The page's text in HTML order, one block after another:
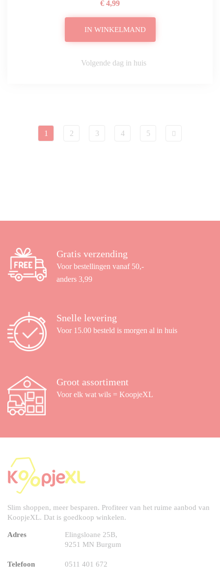
€ 4,99
IN WINKELMAND
Volgende dag in huis
1 2 3 4 5
Gratis verzending
Voor bestellingen vanaf 50,-
anders 3,99
Snelle levering
Voor 15.00 besteld is morgen al in huis
Groot assortiment
Voor elk wat wils = KoopjeXL
Slim shoppen, meer besparen. Profiteer van het ruime aanbod van
KoopjeXL. Dat is goedkoop winkelen.
Adres
Elingsloane 25B,
9251 MN Burgum
Telefoon
0511 401 672